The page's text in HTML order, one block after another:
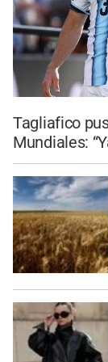
Tagliafico
Mundiales: